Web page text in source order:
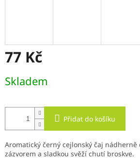
77 Kč
cena:
Skladem
Přidat do košíku
Aromatický černý cejlonský čaj nádherně
zázvorem a sladkou svěží chutí broskve.